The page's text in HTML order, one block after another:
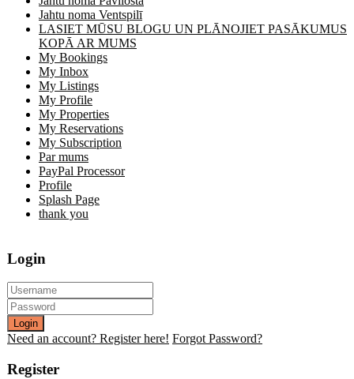
Jahtu noma Ventspilī
LASIET MŪSU BLOGU UN PLĀNOJIET PASĀKUMUS
KOPĀ AR MUMS
My Bookings
My Inbox
My Listings
My Profile
My Properties
My Reservations
My Subscription
Par mums
PayPal Processor
Profile
Splash Page
thank you
Login
Login
Need an account? Register here! Forgot Password?
Register